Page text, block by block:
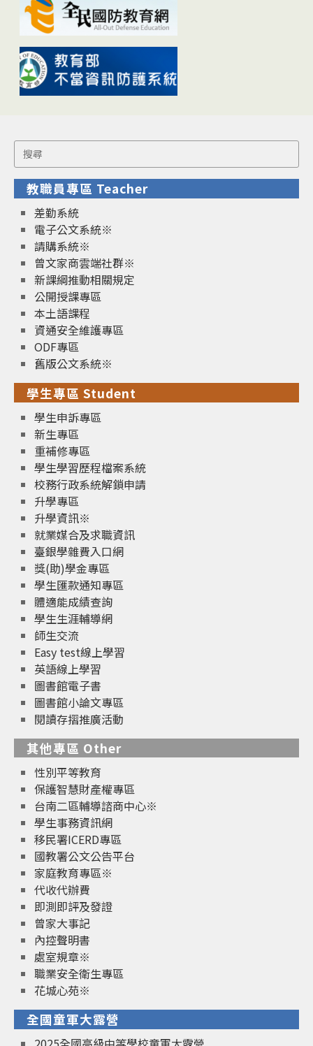
Search
for:
教職員專區 Teacher
差勤系統
電子公文系統※
請購系統※
曾文家商雲端社群※
新課綱推動相關規定
公開授課專區
本土語課程
資通安全維護專區
ODF專區
舊版公文系統※
學生專區 Student
學生申訴專區
新生專區
重補修專區
學生學習歷程檔案系統
校務行政系統解鎖申請
升學專區
升學資訊※
就業媒合及求職資訊
臺銀學雜費入口網
獎(助)學金專區
學生匯款通知專區
體適能成績查詢
學生生涯輔導網
師生交流
Easy test線上學習
英語線上學習
圖書館電子書
圖書館小論文專區
閱讀存摺推廣活動
其他專區 Other
性別平等教育
保護智慧財產權專區
台南二區輔導諮商中心※
學生事務資訊網
移民署ICERD專區
國教署公文公告平台
家庭教育專區※
代收代辦費
即測即評及發證
曾家大事記
內控聲明書
處室規章※
職業安全衛生專區
花城心苑※
全國童軍大露營